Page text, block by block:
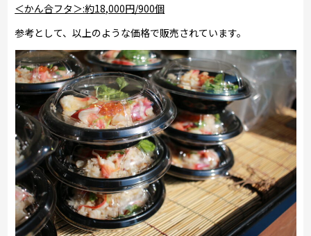
＜かん合フタ＞:約18,000円/900個
参考として、以上のような価格で販売されています。